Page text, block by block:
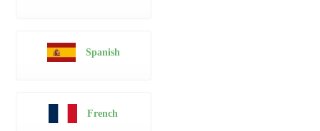
Spanish
French